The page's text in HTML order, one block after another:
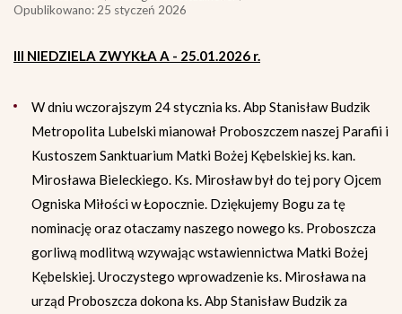
Opublikowano: 25 styczeń 2026
III NIEDZIELA ZWYKŁA A - 25.01.2026 r.
W dniu wczorajszym 24 stycznia ks. Abp Stanisław Budzik
Metropolita Lubelski mianował Proboszczem naszej Parafii i
Kustoszem Sanktuarium Matki Bożej Kębelskiej ks. kan.
Mirosława Bieleckiego. Ks. Mirosław był do tej pory Ojcem
Ogniska Miłości w Łopocznie. Dziękujemy Bogu za tę
nominację oraz otaczamy naszego nowego ks. Proboszcza
gorliwą modlitwą wzywając wstawiennictwa Matki Bożej
Kębelskiej. Uroczystego wprowadzenie ks. Mirosława na
urząd Proboszcza dokona ks. Abp Stanisław Budzik za